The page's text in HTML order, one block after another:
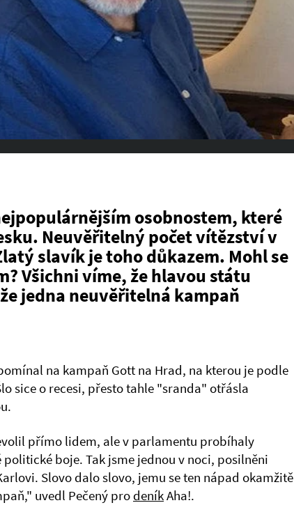
osobnostem, které
Neuvěřitelný počet vítězství v
slavík je toho důkazem. Mohl se
Všichni víme, že hlavou státu
jedna neuvěřitelná kampaň
na kampaň Gott na Hrad, na kterou je podle
sice o recesi, přesto tahle "sranda" otřásla
přímo lidem, ale v parlamentu probíhaly
boje. Tak jsme jednou v noci, posilněni
Slovo dalo slovo, jemu se ten nápad okamžitě
uvedl Pečený pro deníkAha!.